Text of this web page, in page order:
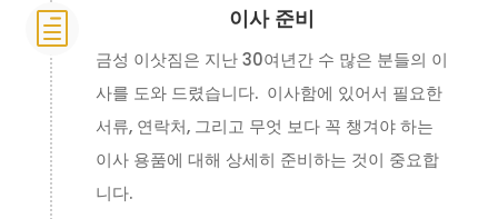
h 이사 준비
금성 이삿짐은 지난 30여년간 수 많은 분들의 이
사를 도와 드렸습니다. 이사함에 있어서 필요한
서류, 연락처, 그리고 무엇 보다 꼭 챙겨야 하는
이사 용품에 대해 상세히 준비하는 것이 중요합
니다.